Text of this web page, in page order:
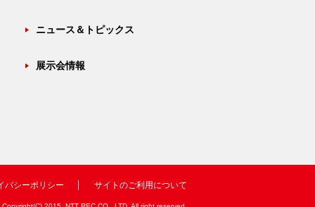
ニュース＆トピックス
展示会情報
バシーポリシー サイトのご利用について